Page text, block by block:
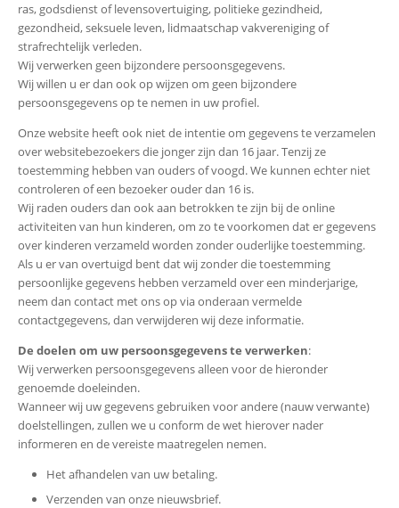
ras, godsdienst of levensovertuiging, politieke gezindheid,
gezondheid, seksuele leven, lidmaatschap vakvereniging of
strafrechtelijk verleden.
Wij verwerken geen bijzondere persoonsgegevens.
Wij willen u er dan ook op wijzen om geen bijzondere
persoonsgegevens op te nemen in uw profiel.
Onze website heeft ook niet de intentie om gegevens te verzamelen
over websitebezoekers die jonger zijn dan 16 jaar. Tenzij ze
toestemming hebben van ouders of voogd. We kunnen echter niet
controleren of een bezoeker ouder dan 16 is.
Wij raden ouders dan ook aan betrokken te zijn bij de online
activiteiten van hun kinderen, om zo te voorkomen dat er gegevens
over kinderen verzameld worden zonder ouderlijke toestemming.
Als u er van overtuigd bent dat wij zonder die toestemming
persoonlijke gegevens hebben verzameld over een minderjarige,
neem dan contact met ons op via onderaan vermelde
contactgegevens, dan verwijderen wij deze informatie.
De doelen om uw persoonsgegevens te verwerken:
Wij verwerken persoonsgegevens alleen voor de hieronder
genoemde doeleinden.
Wanneer wij uw gegevens gebruiken voor andere (nauw verwante)
doelstellingen, zullen we u conform de wet hierover nader
informeren en de vereiste maatregelen nemen.
Het afhandelen van uw betaling.
Verzenden van onze nieuwsbrief.